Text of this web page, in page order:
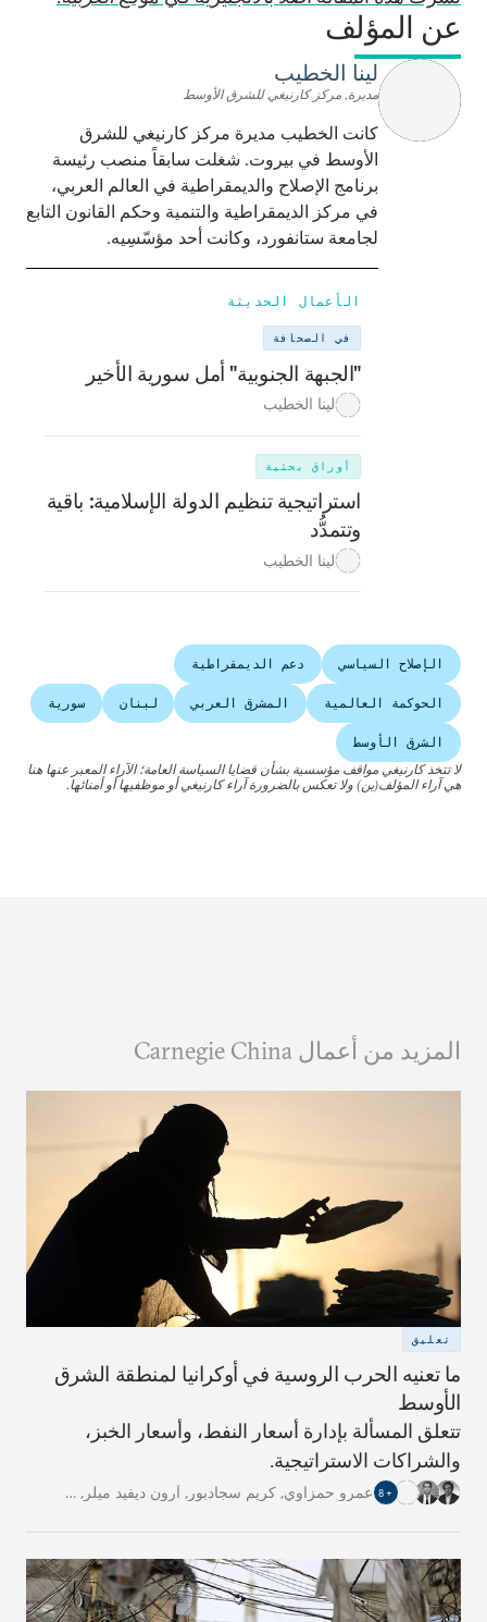
عن المؤلف
لينا الخطيب
مديرة, مركز كارنيغي للشرق الأوسط
كانت الخطيب مديرة مركز كارنيغي للشرق
الأوسط في بيروت. شغلت سابقاً منصب رئيسة
برنامج الإصلاح والديمقراطية في العالم العربي،
في مركز الديمقراطية والتنمية وحكم القانون التابع
لجامعة ستانفورد، وكانت أحد مؤسّسِيه.
الأعمال الحديثة
في الصحافة
"الجبهة الجنوبية" أمل سورية الأخير
لينا الخطيب
أوراق بحثية
استراتيجية تنظيم الدولة الإسلامية: باقية
وتتمدُّد
لينا الخطيب
الإصلاح السياسي دعم الديمقراطية
الحوكمة العالمية المشرق العربي لبنان سورية
الشرق الأوسط
لا تتخذ كارنيغي مواقف مؤسسية بشأن قضايا السياسة العامة؛ الآراء المعبر عنها هنا
هي آراء المؤلف(ين) ولا تعكس بالضرورة آراء كارنيغي أو موظفيها أو أمنائها.
المزيد من أعمال Carnegie China
تعليق
ما تعنيه الحرب الروسية في أوكرانيا لمنطقة الشرق
الأوسط
تتعلق المسألة بإدارة أسعار النفط، وأسعار الخبز،
والشراكات الاستراتيجية.
+
8 عمرو حمزاوي, كريم سجادبور , آرون ديفيد ميلر ,
…